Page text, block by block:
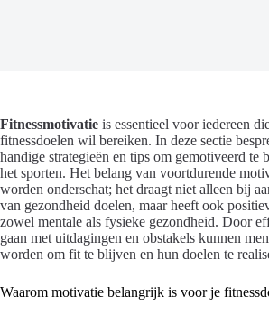
Fitnessmotivatie is essentieel voor iedereen
fitnessdoelen wil bereiken. In deze sectie
handige strategieën en tips om gemotiveerd te
het sporten. Het belang van voortdurende
worden onderschat; het draagt niet alleen bij
van gezondheid doelen, maar heeft ook
zowel mentale als fysieke gezondheid. Door
gaan met uitdagingen en obstakels kunnen
worden om fit te blijven en hun doelen te
Waarom motivatie belangrijk is voor je